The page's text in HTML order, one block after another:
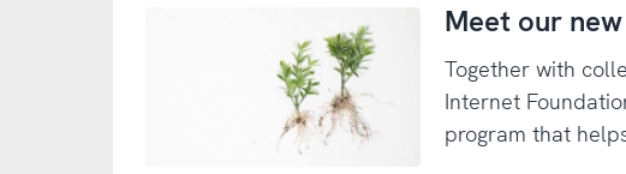
Meet our
Together with
Internet
program that